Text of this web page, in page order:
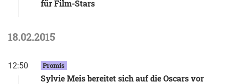
für Film-Stars
18.02.2015
12:50 Promis
Sylvie Meis bereitet sich auf die Oscars vor